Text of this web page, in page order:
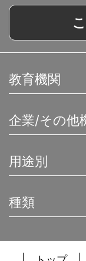
教育機関
企業/その他
用途別
種類